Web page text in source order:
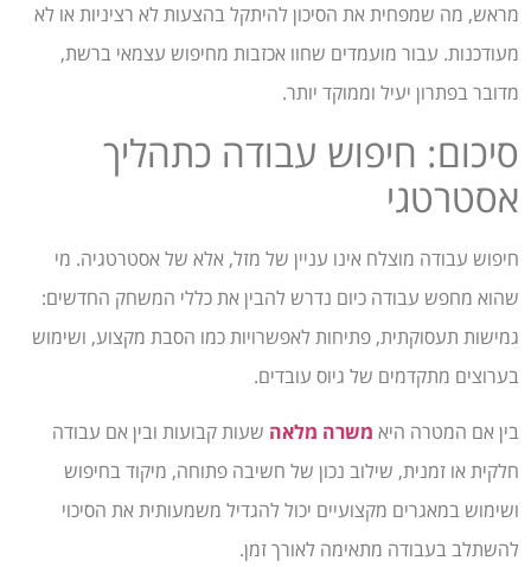
מראש, מה שמפחית את הסיכון להיתקל בהצעות לא רציניות או לא
מעודכנות. עבור מועמדים שחוו אכזבות מחיפוש עצמאי ברשת,
מדובר בפתרון יעיל וממוקד יותר.
סיכום: חיפוש עבודה כתהליך
אסטרטגי
חיפוש עבודה מוצלח אינו עניין של מזל, אלא של אסטרטגיה. מי
שהוא מחפש עבודה כיום נדרש להבין את כללי המשחק החדשים:
גמישות תעסוקתית, פתיחות לאפשרויות כמו הסבת מקצוע, ושימוש
בערוצים מתקדמים של גיוס עובדים.
בין אם המטרה היא משרה מלאה שעות קבועות ובין אם עבודה
חלקית או זמנית, שילוב נכון של חשיבה פתוחה, מיקוד בחיפוש
ושימוש במאגרים מקצועיים יכול להגדיל משמעותית את הסיכוי
להשתלב בעבודה מתאימה לאורך זמן.